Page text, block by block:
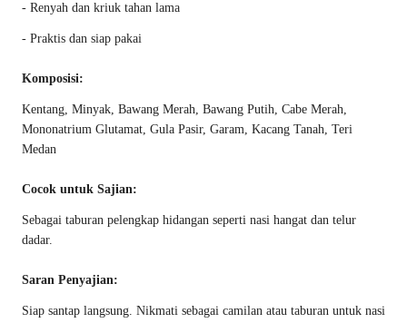
- Renyah dan kriuk tahan lama
- Praktis dan siap pakai
Komposisi:
Kentang, Minyak, Bawang Merah, Bawang Putih, Cabe Merah,
Mononatrium Glutamat, Gula Pasir, Garam, Kacang Tanah, Teri
Medan
Cocok untuk Sajian:
Sebagai taburan pelengkap hidangan seperti nasi hangat dan telur
dadar.
Saran Penyajian:
Siap santap langsung. Nikmati sebagai camilan atau taburan untuk nasi